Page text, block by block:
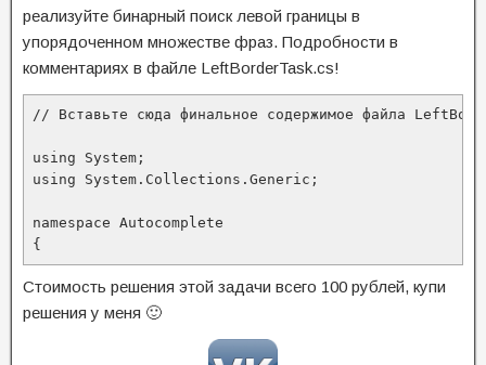
реализуйте бинарный поиск левой границы в
упорядоченном множестве фраз. Подробности в
комментариях в файле LeftBorderTask.cs!
// Вставьте сюда финальное содержимое файла
using System;
using System.Collections.Generic;
namespace Autocomplete
{
Стоимость решения этой задачи всего 100 рублей, купи
решения у меня 🙂